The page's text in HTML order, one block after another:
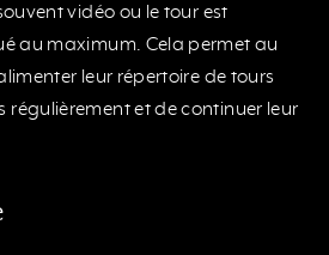
vidéo ou le tour est
au maximum. Cela permet au
leur répertoire de tours
régulièrement et de continuer leur